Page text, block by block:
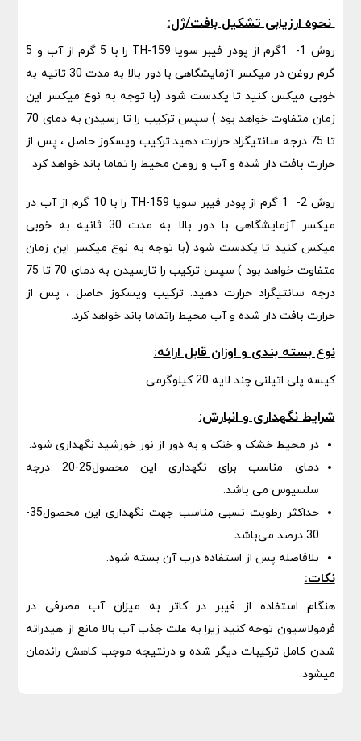
نحوه ارزیابی تشکیل بافت/ژل:
روش 1- 1گرم از پودر فیبر سویا TH-159 را با 5 گرم از آب و 5
گرم روغن در میکسر آزمایشگاهی با دور بالا به مدت 30 ثانیه به
خوبی میکس کنید تا یکدست شود (با توجه به نوع میکسر این
زمان متفاوت خواهد بود ) سپس ترکیب را تا رسیدن به دمای 70
تا 75 درجه سانتیگراد حرارت دهید.ترکیب ویسکوز حاصل ، پس از
حرارت بافت دار شده و آب و روغن محیط را تماما باند خواهد کرد.
روش 2- 1 گرم از پودر فیبر سویا TH-159 را با 10 گرم از آب در
میکسر آزمایشگاهی با دور بالا به مدت 30 ثانیه به خوبی
میکس کنید تا یکدست شود (با توجه به نوع میکسر این زمان
متفاوت خواهد بود ) سپس ترکیب را تارسیدن به دمای 70 تا 75
درجه سانتیگراد حرارت دهید. ترکیب ویسکوز حاصل ، پس از
حرارت بافت دار شده و آب محیط راتماما باند خواهد کرد.
نوع بسته بندی و اوزان قابل ارائه:
کیسه پلی اتیلنی چند لایه 20 کیلوگرمی
شرایط نگهداری و انبارش:
در محیط خشک و خنک و به دور از نور خورشید نگهداری شود.
دمای مناسب برای نگهداری این محصول25-20 درجه
سلسیوس می باشد.
حداکثر رطوبت نسبی مناسب جهت نگهداری این محصول35-
30 درصد می‌باشد.
بلافاصله پس از استفاده درب آن بسته شود.
نکات:
هنگام استفاده از فیبر در کاتر به میزان آب مصرفی در
فرمولاسیون توجه کنید زیرا به علت جذب آب بالا مانع از هیدراته
شدن کامل ترکیبات دیگر شده و درنتیجه موجب کاهش راندمان
میشود.